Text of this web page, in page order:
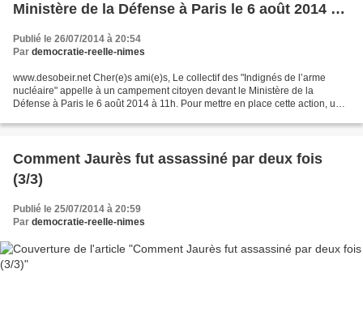
Ministère de la Défense à Paris le 6 août 2014 à
Publié le 26/07/2014 à 20:54
Par democratie-reelle-nimes
www.desobeir.net Cher(e)s ami(e)s, Le collectif des "Indignés de l’arme
nucléaire" appelle à un campement citoyen devant le Ministère de la
Défense à Paris le 6 août 2014 à 11h. Pour mettre en place cette action, une
Comment Jaurès fut assassiné par deux fois
(3/3)
Publié le 25/07/2014 à 20:59
Par democratie-reelle-nimes